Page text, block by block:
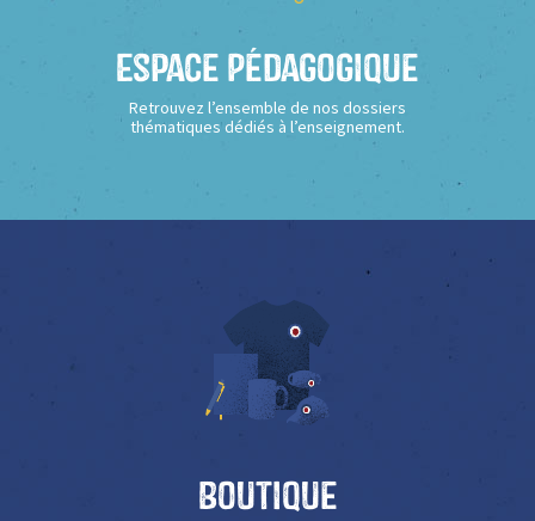
Espace Pédagogique
Retrouvez l’ensemble de nos dossiers
thématiques dédiés à l’enseignement.
Boutique